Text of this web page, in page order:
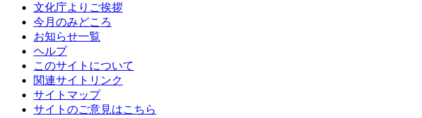
文化庁よりご挨拶
今月のみどころ
お知らせ一覧
ヘルプ
このサイトについて
関連サイトリンク
サイトマップ
サイトのご意見はこちら